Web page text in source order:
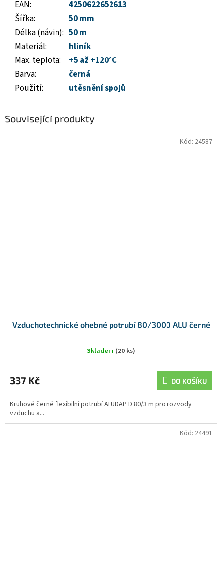
EAN:
4250622652613
Šířka:
50 mm
Délka (návin): 50 m
Materiál:
hliník
Max. teplota:
+5 až +120°C
Barva:
černá
Použití: utěsnění spojů
Související produkty
Vzduchotechnické ohebné potrubí 80/3000 ALU černé
Skladem (20 ks)
337 Kč DO KOŠÍKU
Kruhové černé flexibilní potrubí ALUDAP D 80/3 m pro rozvody
vzduchu a...
Kód: 24587
Kód: 24491